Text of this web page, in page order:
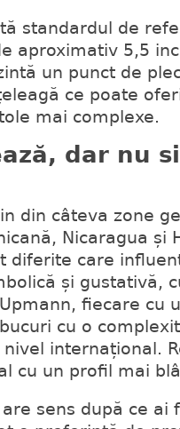
standardul de
aproximativ 5,5
un punct de
ce poate
mai complexe.
dar nu
din câteva zone
Nicaragua și
diferite care
și gustativă,
fiecare cu
cu o
internațional.
cu un profil mai
sens după ce ai